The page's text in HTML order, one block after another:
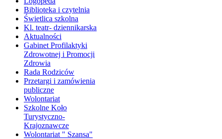
Biblioteka i czytelnia
Świetlica szkolna
Kl. teatr- dziennikarska
Aktualności
Gabinet Profilaktyki
Zdrowotnej i Promocji
Zdrowia
Rada Rodziców
Przetargi i zamówienia
publiczne
Wolontariat
Szkolne Koło
Turystyczno-
Krajoznawcze
Wolontariat " Szansa"